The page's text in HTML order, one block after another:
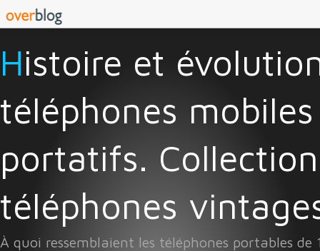
Histoire et évolution des
téléphones mobiles
portatifs.
téléphones
À quoi ressemblaient les téléphones portables de